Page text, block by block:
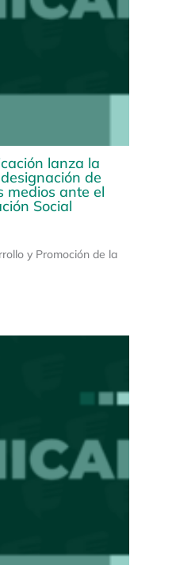
lanza la
de
medios ante el
Social
y Promoción de la